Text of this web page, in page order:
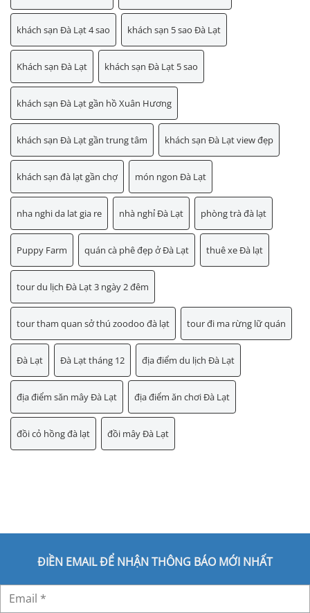
khách sạn Đà Lạt 4 sao khách sạn 5 sao Đà Lạt
Khách sạn Đà Lạt khách sạn Đà Lạt 5 sao
khách sạn Đà Lạt gần hồ Xuân Hương
khách sạn Đà Lạt gần trung tâm khách sạn Đà Lạt view đẹp
khách sạn đà lạt gần chợ món ngon Đà Lạt
nha nghi da lat gia re nhà nghỉ Đà Lạt phòng trà đà lạt
Puppy Farm quán cà phê đẹp ở Đà Lạt thuê xe Đà lạt
tour du lịch Đà Lạt 3 ngày 2 đêm
tour tham quan sở thú zoodoo đà lạt tour đi ma rừng lữ quán
Đà Lạt Đà Lạt tháng 12 địa điểm du lịch Đà Lạt
địa điểm săn mây Đà Lạt địa điểm ăn chơi Đà Lạt
đồi cỏ hồng đà lạt đồi mây Đà Lạt
ĐIỀN EMAIL ĐỂ NHẬN THÔNG BÁO MỚI NHẤT